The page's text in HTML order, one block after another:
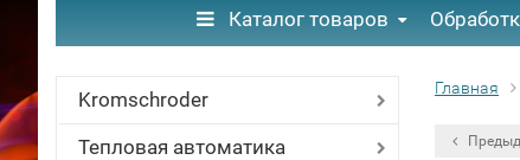
Каталог товаров
Kromschroder
Тепловая автоматика
Главная